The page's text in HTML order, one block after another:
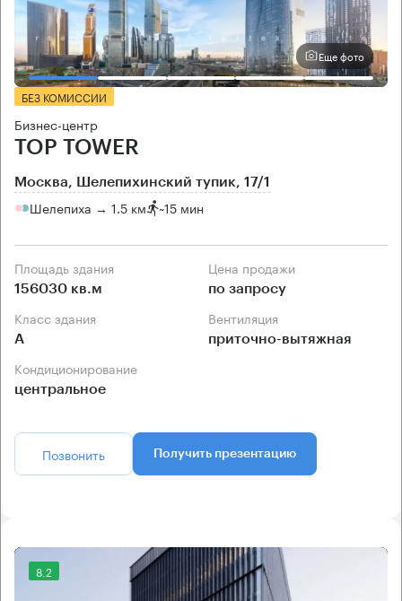
Еще фото
БЕЗ КОМИССИИ
Бизнес-центр
TOP TOWER
Москва, Шелепихинский тупик, 17/1
Шелепиха → 1.5 км ~15 мин
Площадь здания
156030 кв.м
Цена продажи
по запросу
Класс здания
А
Вентиляция
приточно-вытяжная
Кондиционирование
центральное
Позвонить Получить презентацию
8.2